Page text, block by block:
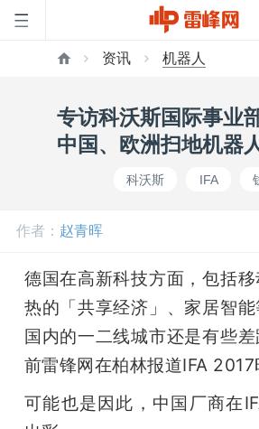
页
网
开
资讯 机器人
专访科沃斯国际事业
中国、欧洲扫地机器
科沃斯 IFA
作者： 赵青晖
德国在高新科技方面，包括
热的「共享经济」、家居智
国内的一二线城市还是有些
前雷锋网在柏林报道IFA 2017
可能也是因此，中国厂商在